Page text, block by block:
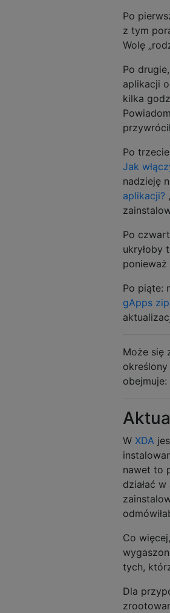
Po
z tym
Wolę
Po
aplikacji
kilka
Po
Jak
nadzieję
aplikacji?
Po
ukryłoby
ponieważ
Po piąte:
gApps
Może się
W XDA
nawet to
działać
Co
tych,
Dla